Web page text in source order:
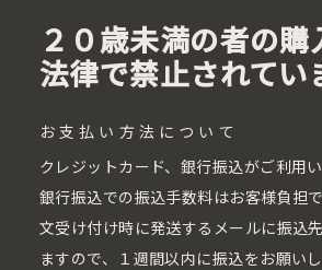
２０歳未満の者の
法律で禁止されてい
お支払い方法について
クレジットカード、銀行振込がご利用い
銀行振込での振込手数料はお客様負担
文受け付け時に発送するメールに振込
ますので、１週間以内に振込をお願い